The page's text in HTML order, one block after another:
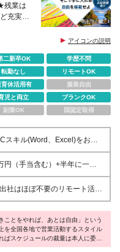
残業は
充実の
アイコンの説明
二新卒OK
学歴不問
転勤なし
リモートOK
育休活用有
服装自由
児と両立
ブランクOK
副業OK 国認定取得
スキル(Word、Excel)をお持
免許（AT可）※ペーパードラ
転経験あり ■宿泊を伴う出
み立て前向きに取り組める方
組むことができる方 ★オン
意な方 ★旅行やドライブが
円（手当含む）+半年に一回
定残業代53,000円～90,000
）を含みます。超過分は別途
インセンティブでしっかり
で、最大200万円支給した実
社はほぼ不要のリモート活用
いただきます。 ※本社（大阪
への出社は、数ヶ月に1回の
ことをやれば、あとは自由」という
を全国各地で営業活動するスタイル
ばスケジュールの裁量は本人に委ね
れば、誰にも縛られない真の自由。